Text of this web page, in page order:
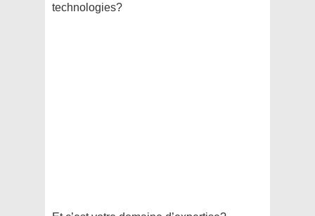
technologies?